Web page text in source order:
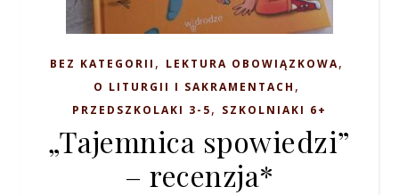
BEZ KATEGORII , LEKTURA OBOWIĄZKOWA,
O LITURGII I SAKRAMENTACH ,
PRZEDSZKOLAKI 3-5, SZKOLNIAKI 6+
„Tajemnica spowiedzi”
– recenzja*